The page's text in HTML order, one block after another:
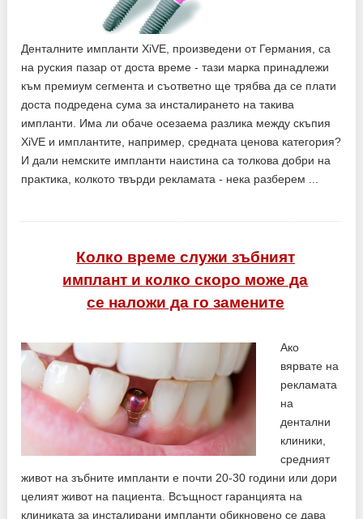
Денталните импланти XiVE, произведени от Германия, са
на руския пазар от доста време - тази марка принадлежи
към премиум сегмента и съответно ще трябва да се плати
доста подредена сума за инсталирането на такива
импланти. Има ли обаче осезаема разлика между скъпия
XiVE и имплантите, например, средната ценова категория?
И дали немските импланти наистина са толкова добри на
практика, колкото твърди рекламата - нека разберем ...
Колко време служи зъбният
имплант и колко скоро може да
се наложи да го замените
Ако
вярвате на
рекламата
на
дентални
клиники,
средният
живот на зъбните импланти е почти 20-30 години или дори
целият живот на пациента. Всъщност гаранцията на
клиниката за инсталирани импланти обикновено се дава